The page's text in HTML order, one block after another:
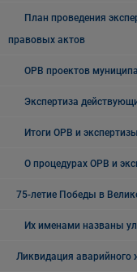
План проведения
правовых актов
ОРВ проектов
Экспертиза
Итоги ОРВ и
О процедурах ОРВ и
75-летие Победы в
Их именами названы
Ликвидация аварийного